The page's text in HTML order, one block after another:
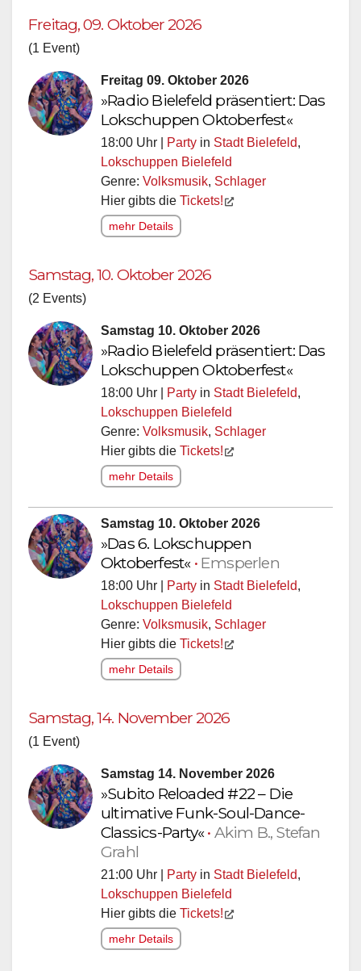
Freitag, 09. Oktober 2026
(1 Event)
Freitag 09. Oktober 2026
»Radio Bielefeld präsentiert: Das
Lokschuppen Oktoberfest«
18:00 Uhr | Party in Stadt Bielefeld,
Lokschuppen Bielefeld
Genre: Volksmusik, Schlager
Hier gibts die Tickets!
mehr Details
Samstag, 10. Oktober 2026
(2 Events)
Samstag 10. Oktober 2026
»Radio Bielefeld präsentiert: Das
Lokschuppen Oktoberfest«
18:00 Uhr | Party in Stadt Bielefeld,
Lokschuppen Bielefeld
Genre: Volksmusik, Schlager
Hier gibts die Tickets!
mehr Details
Samstag 10. Oktober 2026
»Das 6. Lokschuppen
Oktoberfest« • Emsperlen
18:00 Uhr | Party in Stadt Bielefeld,
Lokschuppen Bielefeld
Genre: Volksmusik, Schlager
Hier gibts die Tickets!
mehr Details
Samstag, 14. November 2026
(1 Event)
Samstag 14. November 2026
»Subito Reloaded #22 – Die
ultimative Funk-Soul-Dance-
Classics-Party«• Akim B., Stefan
Grahl
21:00 Uhr | Party in Stadt Bielefeld,
Lokschuppen Bielefeld
Hier gibts die Tickets!
mehr Details